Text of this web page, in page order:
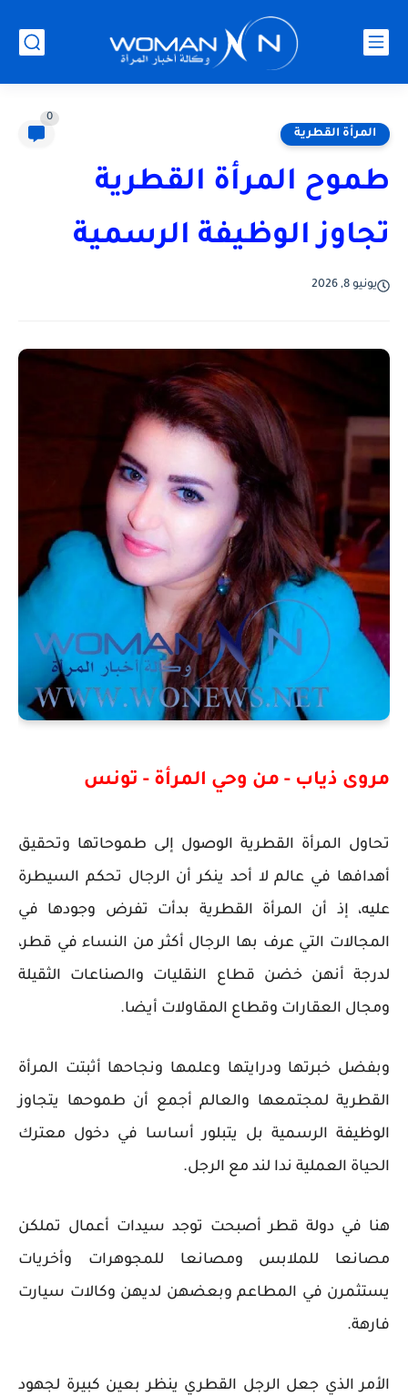
المرأة القطرية
0
طموح المرأة القطرية
تجاوز الوظيفة الرسمية
يونيو 8, 2026
مروى ذياب - من وحي المرأة - تونس
تحاول المرأة القطرية الوصول إلى طموحاتها وتحقيق
أهدافها في عالم لا أحد ينكر أن الرجال تحكم السيطرة
عليه، إذ أن المرأة القطرية بدأت تفرض وجودها في
المجالات التي عرف بها الرجال أكثر من النساء في قطر،
لدرجة أنهن خضن قطاع النقليات والصناعات الثقيلة
ومجال العقارات وقطاع المقاولات أيضا.
وبفضل خبرتها ودرايتها وعلمها ونجاحها أثبتت المرأة
القطرية لمجتمعها والعالم أجمع أن طموحها يتجاوز
الوظيفة الرسمية بل يتبلور أساسا في دخول معترك
الحياة العملية ندا لند مع الرجل.
هنا في دولة قطر أصبحت توجد سيدات أعمال تملكن
مصانعا للملابس ومصانعا للمجوهرات وأخريات
يستثمرن في المطاعم وبعضهن لديهن وكالات سيارت
فارهة.
الأمر الذي جعل الرجل القطري ينظر بعين كبيرة لجهود